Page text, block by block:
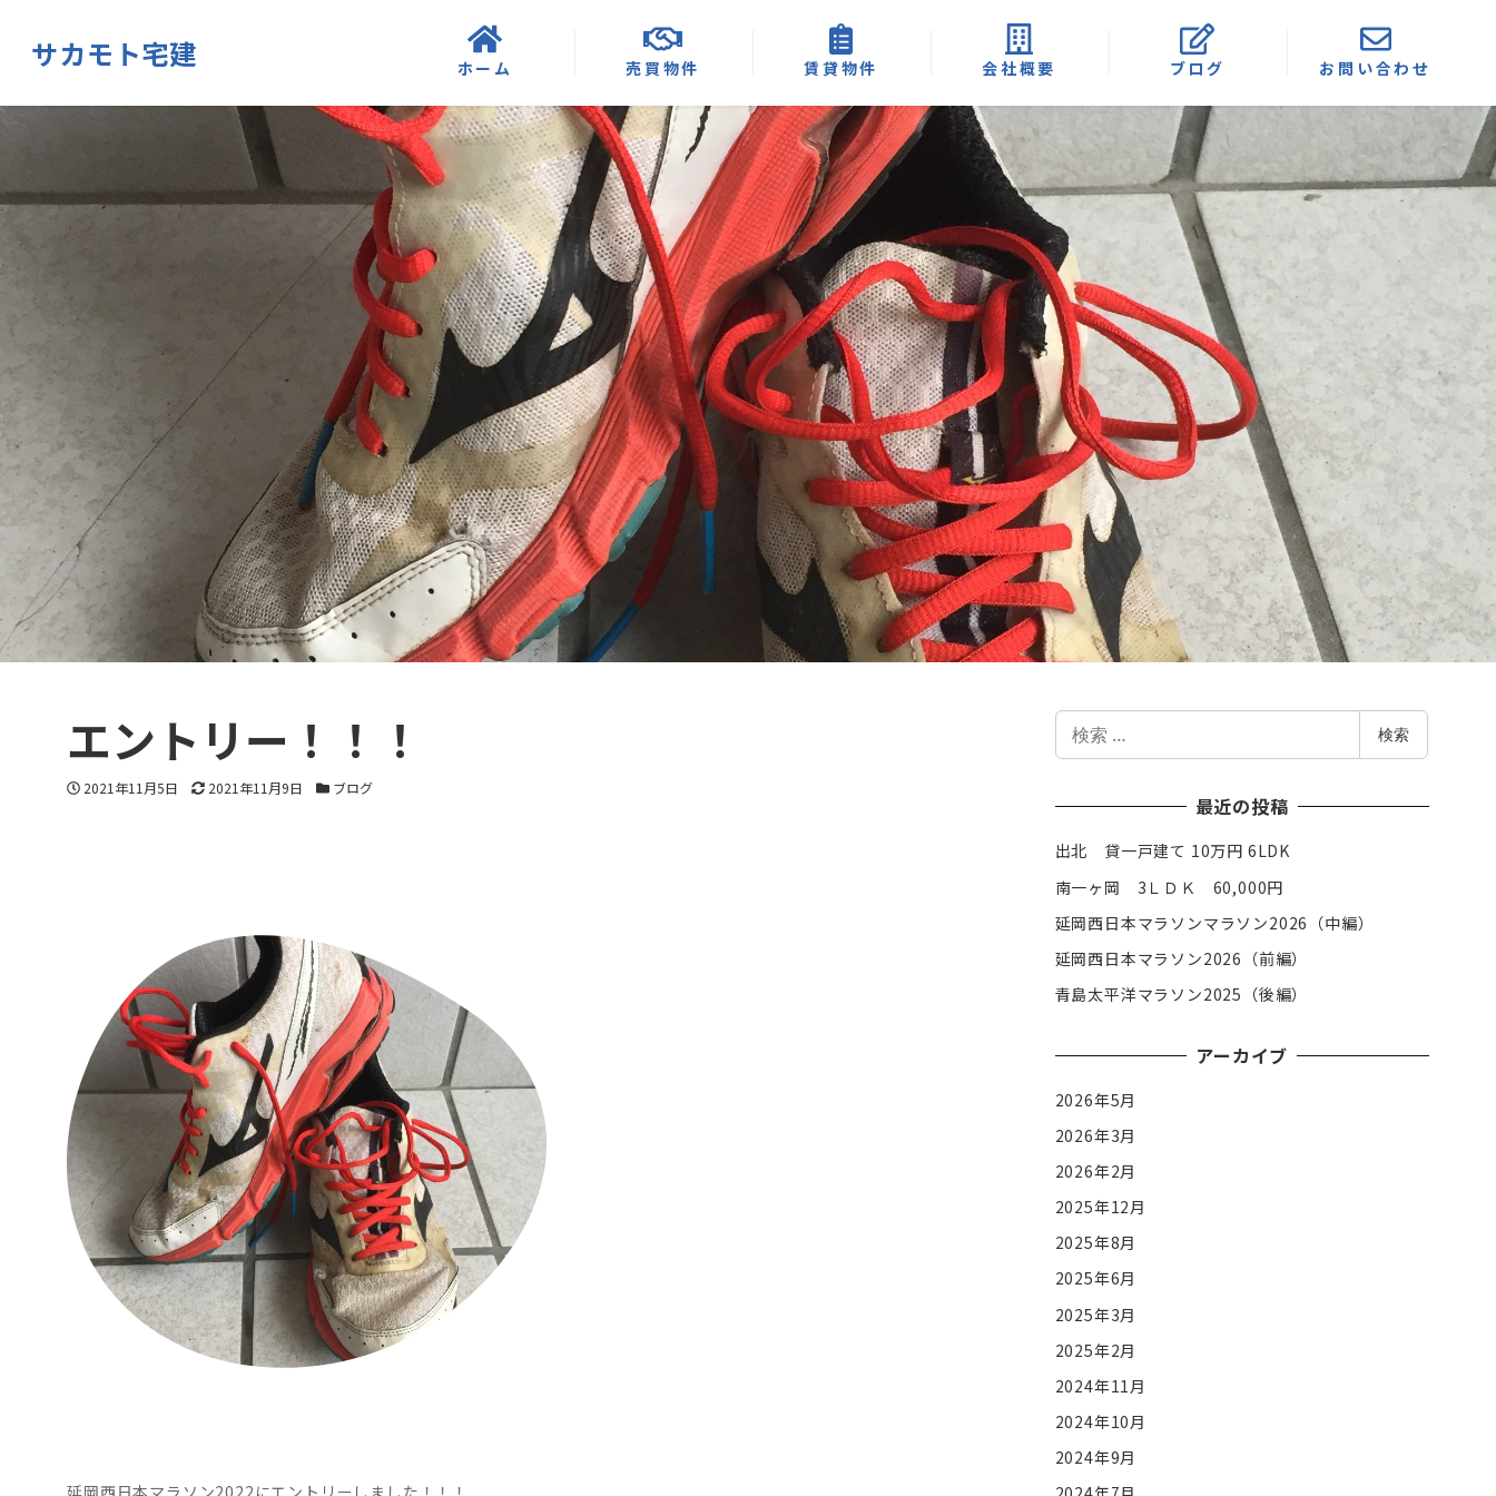
サカモト宅建 ホーム 売買物件 賃貸物件 会社概要 ブログ お問い合わせ
エントリー！！！
投稿日
2021年11月5日 更新日
2021年11月9日 カテゴリー
ブログ
延岡西日本マラソン2022にエントリーしました！！！
検
索
検索
最近の投稿
出北 貸一戸建て 10万円 6LDK
南一ヶ岡 3ＬＤＫ 60,000円
延岡西日本マラソンマラソン2026（中編）
延岡西日本マラソン2026（前編）
青島太平洋マラソン2025（後編）
アーカイブ
2026年5月
2026年3月
2026年2月
2025年12月
2025年8月
2025年6月
2025年3月
2025年2月
2024年11月
2024年10月
2024年9月